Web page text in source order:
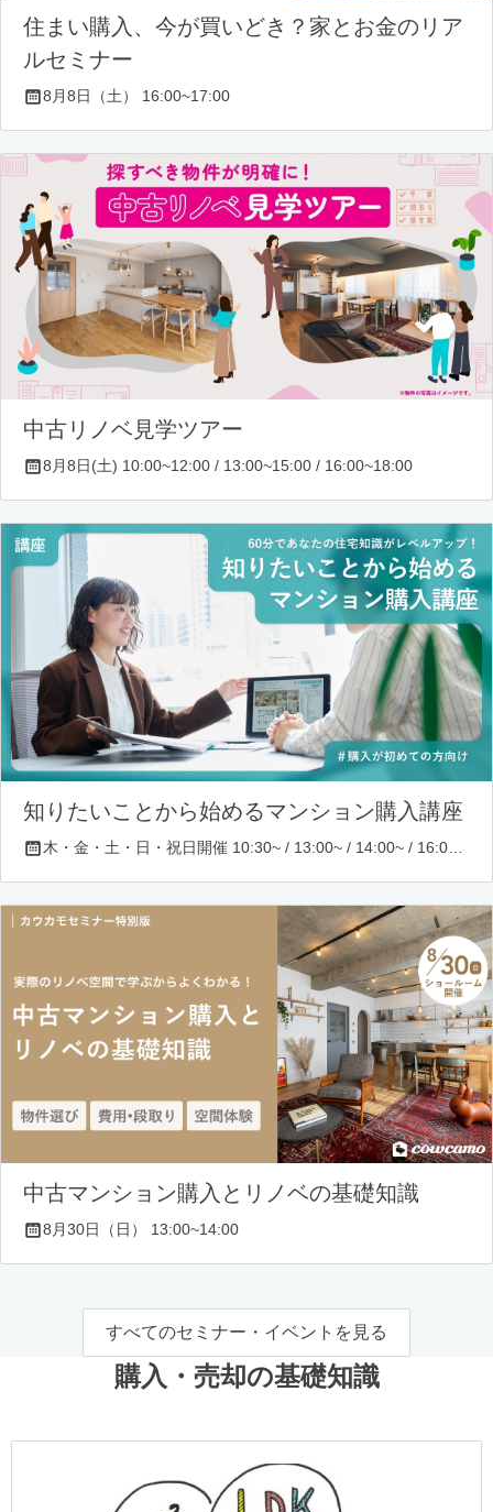
住まい購入、今が買いどき？家とお金のリア
ルセミナー
8月8日（土） 16:00~17:00
中古リノベ見学ツアー
8月8日(土) 10:00~12:00 / 13:00~15:00 / 16:00~18:00
知りたいことから始めるマンション購入講座
木・金・土・日・祝日開催 10:30~ / 13:00~ / 14:00~ / 16:00~ / 17:00~/ 18:30~/ 19:30~
中古マンション購入とリノベの基礎知識
8月30日（日） 13:00~14:00
すべてのセミナー・イベントを見る
購入・売却の基礎知識